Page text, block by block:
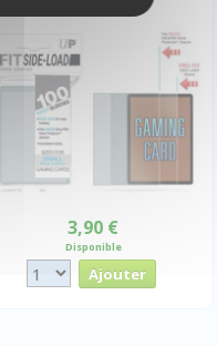
3,90 €
Disponible